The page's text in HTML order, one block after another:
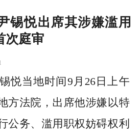
锡悦出席其涉嫌滥用
次庭审
悦当地时间9月26日上午
方法院，出席他涉嫌以特
公务、滥用职权妨碍权利